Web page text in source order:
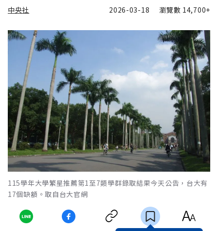
中央社 2026-03-18 瀏覽數 14,700+
115學年大學繁星推薦第1至7類學群錄取結果今天公告，台大有
17個缺額。取自台大官網